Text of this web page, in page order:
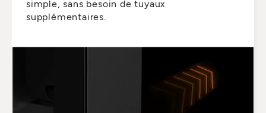
simple, sans besoin de tuyaux
supplémentaires.